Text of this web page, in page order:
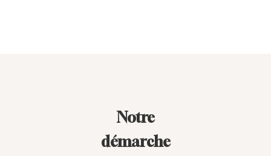
Notre
démarche